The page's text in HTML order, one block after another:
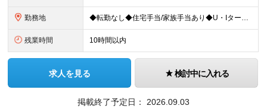
勤務地 ◆転勤なし◆住宅手当/家族手当あり◆U・Iターン歓迎 ＜本社＞ 埼玉県新座市東北2-27-3 ※(変更の範囲)上記を除く当社関連勤務地
残業時間 10時間以内
求人を見る 検討中に入れる
掲載終了予定日： 2026.09.03